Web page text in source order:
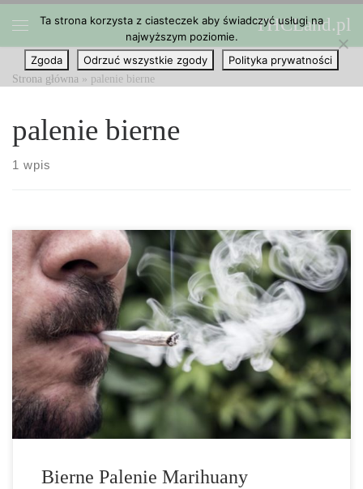
Przejdź do treści THCLand.pl
Strona główna » palenie bierne
palenie bierne
1 wpis
Czy bierne palenie marihuany powoduje haj? Wszyscy znamy
zagrożenia zdrowotne związane z biernym paleniem tytoniu.
Jednak to, w jaki sposób dym z marihuany wpływa na osoby
palące biernie, nadal stanowi tajemnicę. W dzisiejszym artykule
postaramy się zbadać tę kwestię i […]
Bierne Palenie Marihuany
Ta strona korzysta z ciasteczek aby świadczyć usługi na
najwyższym poziomie.
Zgoda
Odrzuć wszystkie zgody Polityka prywatności